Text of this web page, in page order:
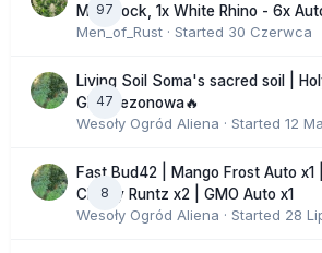
97
Moonrock, 1x White Rhino - 6x
Men_of_Rust · Started 30 Czerwca
47
Living Soil Soma's sacred soil |
GHS sezonowa🔥
Wesoły Ogród Aliena · Started 12
8
Fast Bud42 | Mango Frost Auto x1
Cherry Runtz x2 | GMO Auto x1
Wesoły Ogród Aliena · Started 28